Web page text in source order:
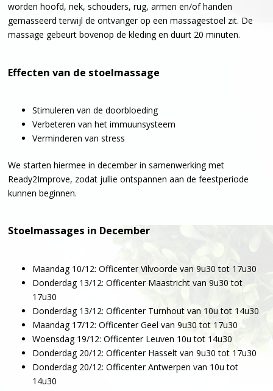
worden hoofd, nek, schouders, rug, armen en/of handen
gemasseerd terwijl de ontvanger op een massagestoel zit. De
massage gebeurt bovenop de kleding en duurt 20 minuten.
Effecten van de stoelmassage
Stimuleren van de doorbloeding
Verbeteren van het immuunsysteem
Verminderen van stress
We starten hiermee in december in samenwerking met
Ready2Improve, zodat jullie ontspannen aan de feestperiode
kunnen beginnen.
Stoelmassages in December
Maandag 10/12: Officenter Vilvoorde van 9u30 tot 17u30
Donderdag 13/12: Officenter Maastricht van 9u30 tot
17u30
Donderdag 13/12: Officenter Turnhout van 10u tot 14u30
Maandag 17/12: Officenter Geel van 9u30 tot 17u30
Woensdag 19/12: Officenter Leuven 10u tot 14u30
Donderdag 20/12: Officenter Hasselt van 9u30 tot 17u30
Donderdag 20/12: Officenter Antwerpen van 10u tot
14u30